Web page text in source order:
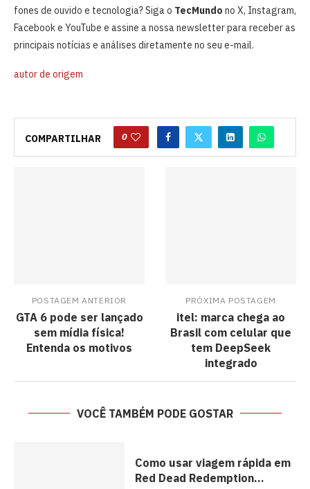
fones de ouvido e tecnologia? Siga o TecMundo no X, Instagram,
Facebook e YouTube e assine a nossa newsletter para receber as
principais notícias e análises diretamente no seu e-mail.
autor de origem
COMPARTILHAR 0
POSTAGEM ANTERIOR
GTA 6 pode ser lançado
sem mídia física!
Entenda os motivos
PRÓXIMA POSTAGEM
itel: marca chega ao
Brasil com celular que
tem DeepSeek
integrado
VOCÊ TAMBÉM PODE GOSTAR
Como usar viagem rápida em
Red Dead Redemption...